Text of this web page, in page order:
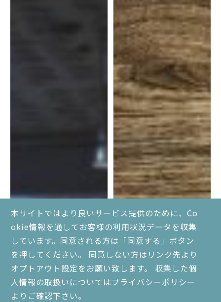
本サイトではより良いサービス提供のために、Co
okie情報を通してお客様の利用状況データを収集
しています。同意される方は「同意する」ボタン
を押してください。 同意しない方はリンク先より
オプトアウト設定をお願い致します。 収集した個
人情報の取扱いについてはプライバシーポリシー
よりご確認下さい。